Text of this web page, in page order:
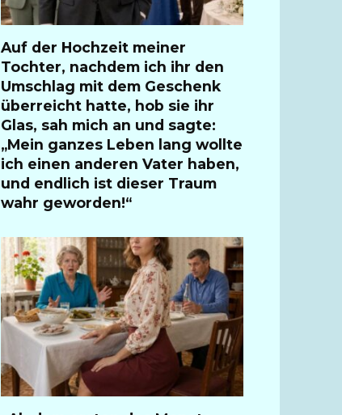
Auf der Hochzeit meiner
Tochter, nachdem ich ihr den
Umschlag mit dem Geschenk
überreicht hatte, hob sie ihr
Glas, sah mich an und sagte:
„Mein ganzes Leben lang wollte
ich einen anderen Vater haben,
und endlich ist dieser Traum
wahr geworden!“